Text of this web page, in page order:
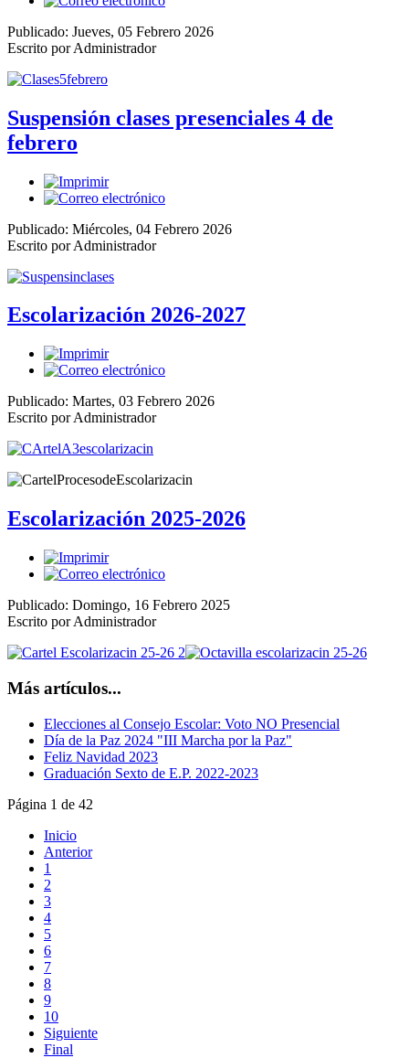
Publicado: Jueves, 05 Febrero 2026
Escrito por Administrador
Suspensión clases presenciales 4 de
febrero
Publicado: Miércoles, 04 Febrero 2026
Escrito por Administrador
Escolarización 2026-2027
Publicado: Martes, 03 Febrero 2026
Escrito por Administrador
Escolarización 2025-2026
Publicado: Domingo, 16 Febrero 2025
Escrito por Administrador
Más artículos...
Elecciones al Consejo Escolar: Voto NO Presencial
Día de la Paz 2024 "III Marcha por la Paz"
Feliz Navidad 2023
Graduación Sexto de E.P. 2022-2023
Página 1 de 42
Inicio
Anterior
1
2
3
4
5
6
7
8
9
10
Siguiente
Final